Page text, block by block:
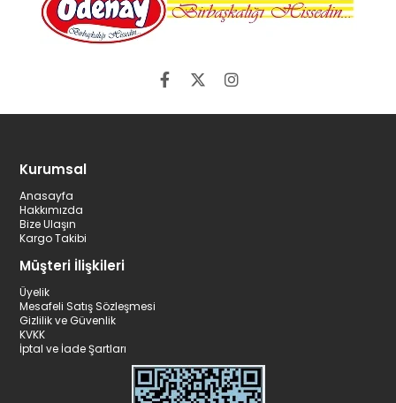
Kurumsal
Anasayfa
Hakkımızda
Bize Ulaşın
Kargo Takibi
Müşteri İlişkileri
Üyelik
Mesafeli Satış Sözleşmesi
Gizlilik ve Güvenlik
KVKK
İptal ve İade Şartları